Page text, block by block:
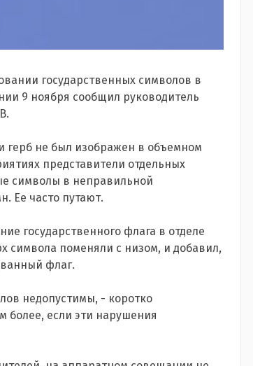
государственных символов в
9 ноября сообщил руководитель
герб не был изображен в объемном
представители отдельных
символы в неправильной
Ее часто путают.
государственного флага в отделе
символа поменяли с низом, и добавил,
флаг.
недопустимы, - коротко
более, если эти нарушения